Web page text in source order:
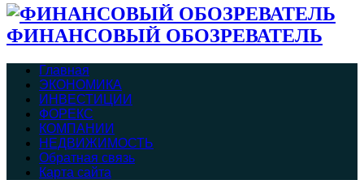
ФИНАНСОВЫЙ ОБОЗРЕВАТЕЛЬ
Главная
ЭКОНОМИКА
ИНВЕСТИЦИИ
ФОРЕКС
КОМПАНИИ
НЕДВИЖИМОСТЬ
Обратная связь
Карта сайта